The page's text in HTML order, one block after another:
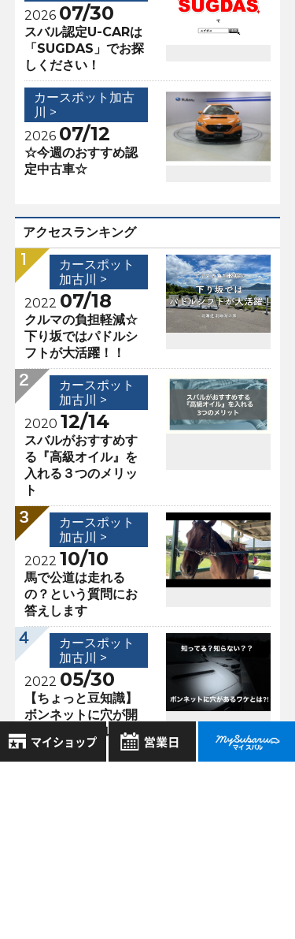
2026 07/30
スバル認定U-CARは
「SUGDAS」でお探
しください！
カースポット加古
川 >
2026 07/12
☆今週のおすすめ認
定中古車☆
アクセスランキング
カースポット
加古川 >
2022 07/18
クルマの負担軽減☆
下り坂ではパドルシ
フトが大活躍！！
カースポット
加古川 >
2020 12/14
スバルがおすすめす
る『高級オイル』を
入れる３つのメリッ
ト
カースポット
加古川 >
2022 10/10
馬で公道は走れる
の？という質問にお
答えします
カースポット
加古川 >
2022 05/30
【ちょっと豆知識】
ボンネットに穴が開
いているスバル車が
あるワケ